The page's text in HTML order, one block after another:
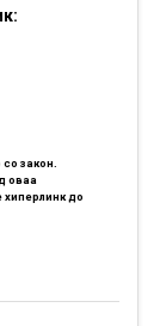
закон.
оваа
до